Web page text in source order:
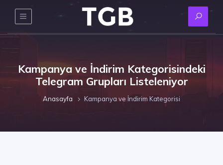
Kampanya ve İndirim Kategorisindeki
Telegram Grupları Listeleniyor
Anasayfa Kampanya ve İndirim Kategorisi